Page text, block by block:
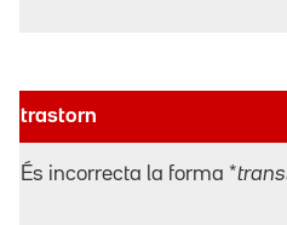
trastorn
És incorrecta la forma *